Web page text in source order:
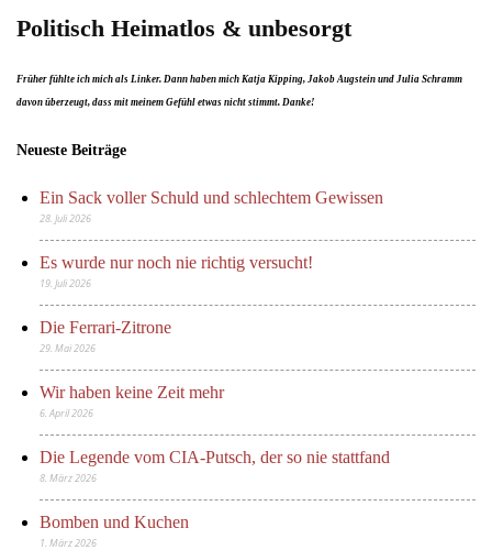
Politisch Heimatlos & unbesorgt
Früher fühlte ich mich als Linker. Dann haben mich Katja Kipping, Jakob Augstein und Julia Schramm
davon überzeugt, dass mit meinem Gefühl etwas nicht stimmt. Danke!
Neueste Beiträge
Ein Sack voller Schuld und schlechtem Gewissen
28. Juli 2026
Es wurde nur noch nie richtig versucht!
19. Juli 2026
Die Ferrari-Zitrone
29. Mai 2026
Wir haben keine Zeit mehr
6. April 2026
Die Legende vom CIA-Putsch, der so nie stattfand
8. März 2026
Bomben und Kuchen
1. März 2026